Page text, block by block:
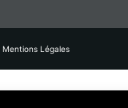
Mentions Légales